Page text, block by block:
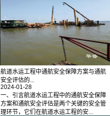
航道水运工程中通航安全保障方案与通航
安全评估的...
2024-01-28
一、引言航道水运工程中的通航安全保障
方案和通航安全评估是两个关键的安全管
理环节，它们在航道水运工程的安...